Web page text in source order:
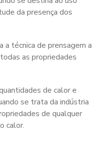
da presença dos
técnica de prensagem a
as propriedades
de calor e
se trata da indústria
de qualquer
calor.